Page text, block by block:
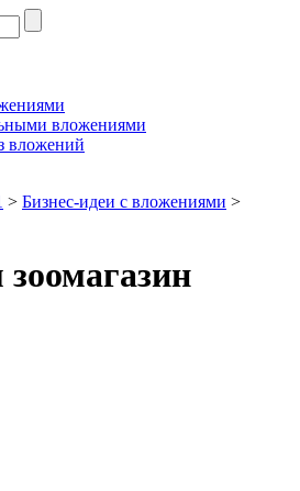
вложениями
вложений
> Бизнес-идеи с вложениями >